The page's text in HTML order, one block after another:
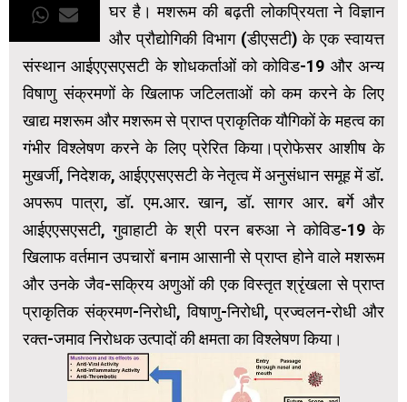
घर है। मशरूम की बढ़ती लोकप्रियता ने विज्ञान
और प्रौद्योगिकी विभाग (डीएसटी) के एक स्वायत्त
संस्थान आईएएसएसटी के शोधकर्ताओं को कोविड-19 और अन्य
विषाणु संक्रमणों के खिलाफ जटिलताओं को कम करने के लिए
खाद्य मशरूम और मशरूम से प्राप्‍त प्राकृतिक यौगिकों के महत्व का
गंभीर विश्लेषण करने के लिए प्रेरित किया।प्रोफेसर आशीष के
मुखर्जी, निदेशक, आईएएसएसटी के नेतृत्व में अनुसंधान समूह में डॉ.
अपरूप पात्रा, डॉ. एम.आर. खान, डॉ. सागर आर. बर्गे और
आईएएसएसटी, गुवाहाटी के श्री परन बरुआ ने कोविड-19 ​​के
खिलाफ वर्तमान उपचारों बनाम आसानी से प्राप्त होने वाले मशरूम
और उनके जैव-सक्रिय अणुओं की एक विस्तृत श्रृंखला से प्राप्त
प्राकृतिक संक्रमण-निरोधी, विषाणु-निरोधी, प्रज्‍वलन-रोधी और
रक्‍त-जमाव निरोधक उत्पादों की क्षमता का विश्लेषण किया।